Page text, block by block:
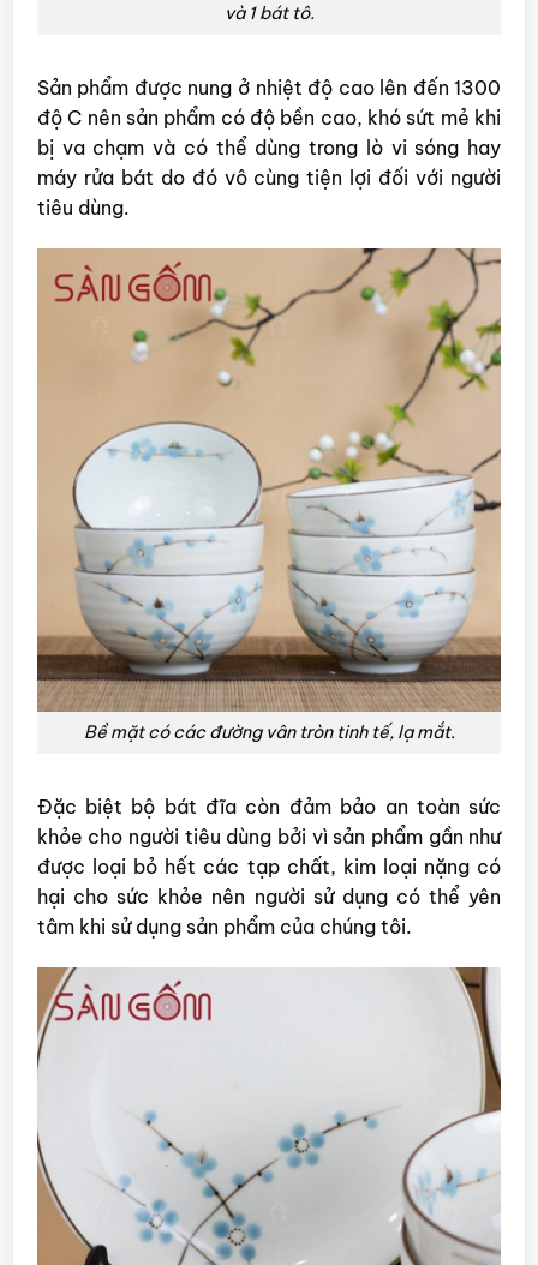
và 1 bát tô.
Sản phẩm được nung ở nhiệt độ cao lên đến 1300
độ C nên sản phẩm có độ bền cao, khó sứt mẻ khi
bị va chạm và có thể dùng trong lò vi sóng hay
máy rửa bát do đó vô cùng tiện lợi đối với người
tiêu dùng.
Bề mặt có các đường vân tròn tinh tế, lạ mắt.
Đặc biệt bộ bát đĩa còn đảm bảo an toàn sức
khỏe cho người tiêu dùng bởi vì sản phẩm gần như
được loại bỏ hết các tạp chất, kim loại nặng có
hại cho sức khỏe nên người sử dụng có thể yên
tâm khi sử dụng sản phẩm của chúng tôi.